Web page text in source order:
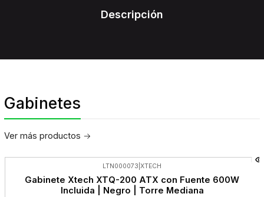
Descripción
Gabinetes
Ver más productos
-15%
OFF
LTN000073 XTECH
Gabinete Xtech XTQ-200 ATX con Fuente 600W
Incluida | Negro | Torre Mediana